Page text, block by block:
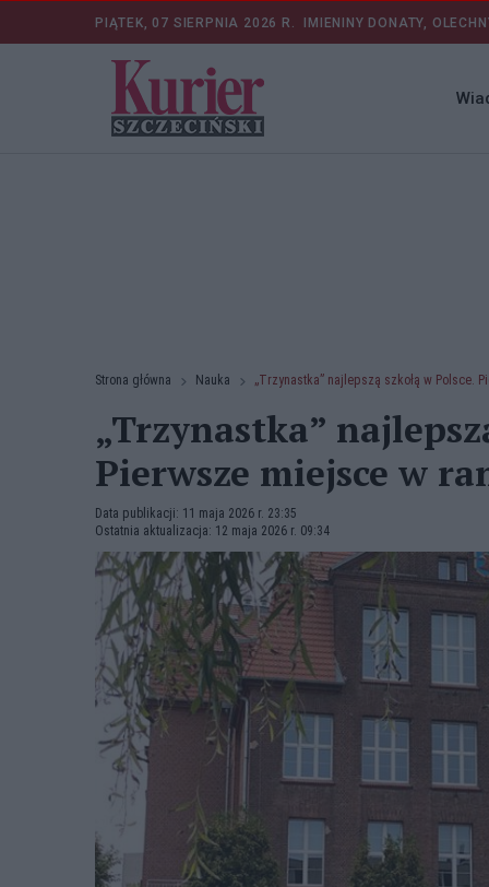
PIĄTEK, 07 SIERPNIA 2026 R. IMIENINY DONATY,
Strona główna Nauka „Trzynastka” najlepszą szkołą w Polsce.
„Trzynastka”
Pierwsze miejsce w
Data publikacji: 11 maja 2026 r. 23:35
Ostatnia aktualizacja: 12 maja 2026 r. 09:34